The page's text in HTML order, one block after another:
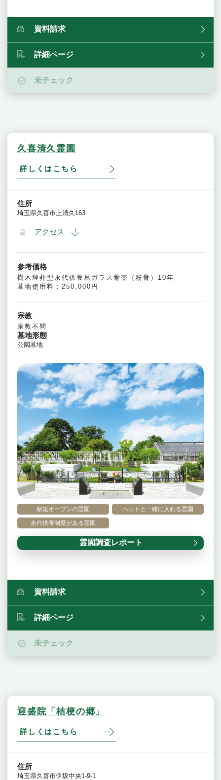
資料請求
詳細ページ
未チェック
久喜清久霊園
詳しくはこちら
新規オープンの霊園
ペットと一緒に入れる霊園
永代供養制度がある霊園
霊園調査レポート
住所
埼玉県久喜市上清久163
アクセス
参考価格
樹木埋葬型永代供養墓ガラス骨壺（粉骨）10年
墓地使用料：250,000円
宗教
宗教不問
墓地形態
公園墓地
資料請求
詳細ページ
未チェック
迎盛院「桔梗の郷」
詳しくはこちら
住所
埼玉県久喜市伊坂中央1‐9‐1